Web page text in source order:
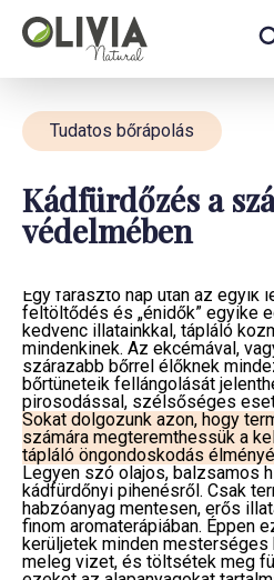
Tudatos bőrápolás
Kádfürdőzés a
védelmében
Egy fárasztó nap után az egyik
feltöltődés és „énidők” egyike
kedvenc illatainkkal, tápláló
mindenkinek. Az ekcémával,
szárazabb bőrrel élőknek
bőrtüneteik fellángolását
pirosodással, szélsőséges
Sokat dolgozunk azon, hogy
számára megteremthessük a
tápláló öngondoskodás
Legyen szó olajos, balzsamos
kádfürdőnyi pihenésről. Csak
habzóanyag mentesen, erős
finom aromaterápiában. Éppen
kerüljetek minden mesterséges
meleg vizet, és töltsétek meg